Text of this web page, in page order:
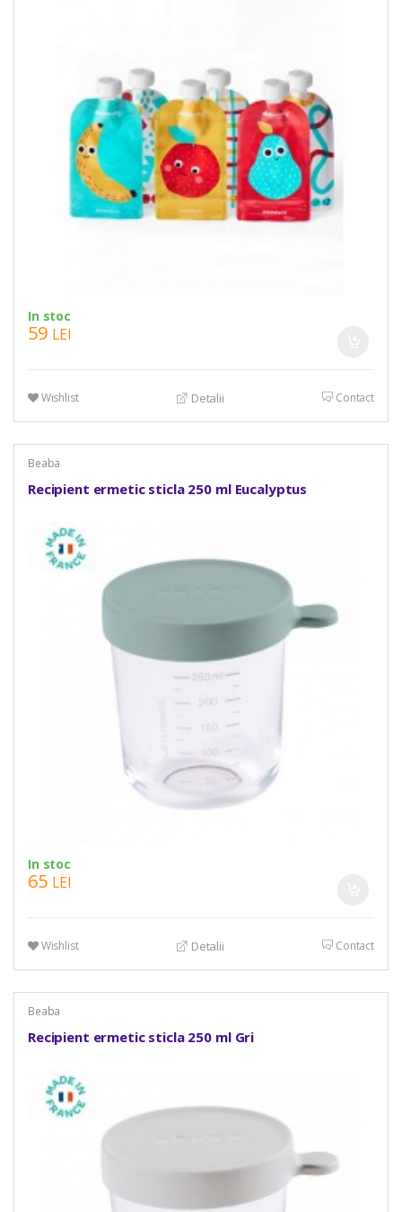
In stoc
59 LEI
Wishlist Detalii Contact
Beaba
Recipient ermetic sticla 250 ml Eucalyptus
In stoc
65 LEI
Wishlist Detalii Contact
Beaba
Recipient ermetic sticla 250 ml Gri